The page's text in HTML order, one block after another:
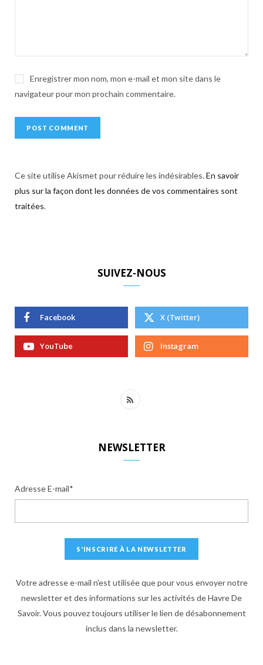
Enregistrer mon nom, mon e-mail et mon site dans le
navigateur pour mon prochain commentaire.
Ce site utilise Akismet pour réduire les indésirables.En savoir
plus sur la façon dont les données de vos commentaires sont
traitées.
SUIVEZ-NOUS
Facebook X (Twitter)
YouTube Instagram
R
NEWSLETTER
Adresse E-mail*
Votre adresse e-mail n'est utilisée que pour vous envoyer notre
newsletter et des informations sur les activités de Havre De
Savoir. Vous pouvez toujours utiliser le lien de désabonnement
inclus dans la newsletter.